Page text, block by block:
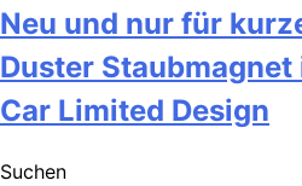
Neu und nur für
Duster
Car Limited Design
Suchen